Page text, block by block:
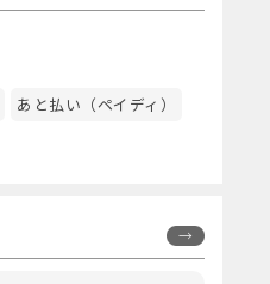
あと払い（ペイディ）